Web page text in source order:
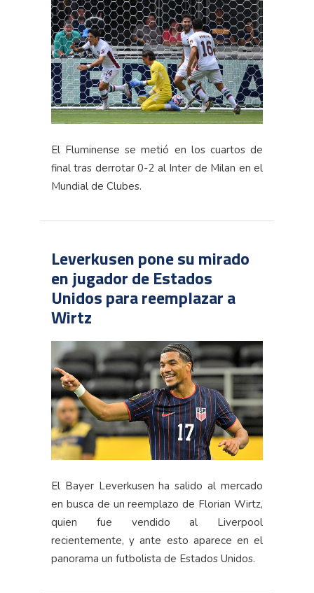
El Fluminense se metió en los cuartos de
final tras derrotar 0-2 al Inter de Milan en el
Mundial de Clubes.
Leverkusen pone su mirado
en jugador de Estados
Unidos para reemplazar a
Wirtz
El Bayer Leverkusen ha salido al mercado
en busca de un reemplazo de Florian Wirtz,
quien fue vendido al Liverpool
recientemente, y ante esto aparece en el
panorama un futbolista de Estados Unidos.